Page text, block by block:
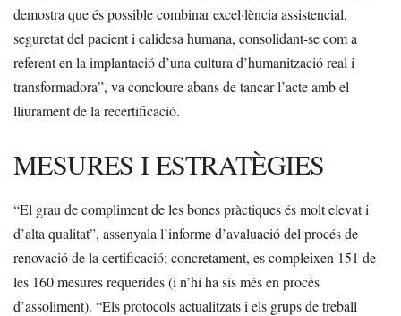
demostra que és possible combinar excel·lència assistencial,
seguretat del pacient i calidesa humana, consolidant-se com a
referent en la implantació d’una cultura d’humanització real i
transformadora”, va concloure abans de tancar l’acte amb el
lliurament de la recertificació.
MESURES I ESTRATÈGIES
“El grau de compliment de les bones pràctiques és molt elevat i
d’alta qualitat”, assenyala l’informe d’avaluació del procés de
renovació de la certificació; concretament, es compleixen 151 de
les 160 mesures requerides (i n’hi ha sis més en procés
d’assoliment). “Els protocols actualitzats i els grups de treball